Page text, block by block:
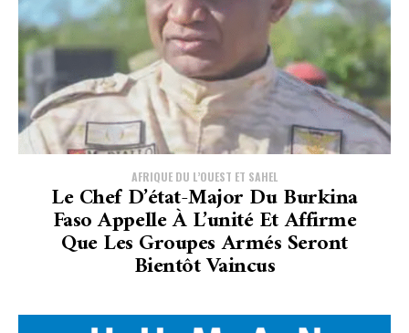
AFRIQUE DU L’OUEST ET SAHEL
Le Chef D’état-Major Du Burkina
Faso Appelle À L’unité Et Affirme
Que Les Groupes Armés Seront
Bientôt Vaincus